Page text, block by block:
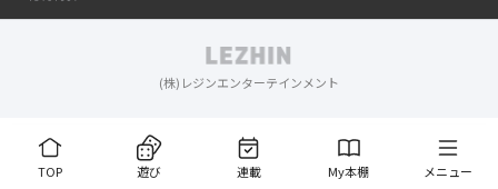
TOP 遊び 連載 My本棚 メニュー
(株)レジンエンターテインメント